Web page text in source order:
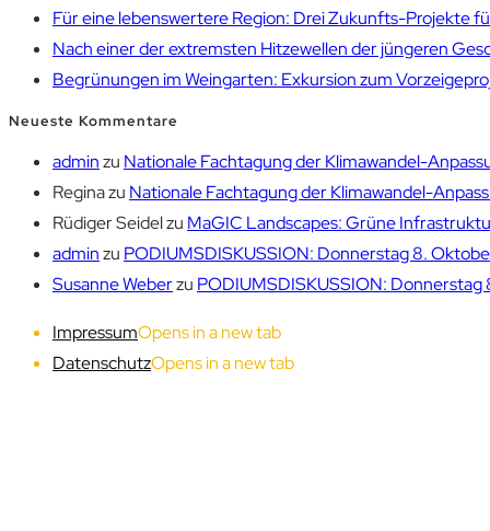
Für eine lebenswertere Region: Drei Zukunfts-Projekte
Nach einer der extremsten Hitzewellen der jüngeren
Begrünungen im Weingarten: Exkursion zum
Neueste Kommentare
adminzu Nationale Fachtagung der Klimawandel-
Reginazu Nationale Fachtagung der Klimawandel-
Rüdiger Seidelzu MaGIC Landscapes: Grüne
adminzu PODIUMSDISKUSSION: Donnerstag 8.
Susanne Weberzu PODIUMSDISKUSSION: Donnerstag
ImpressumOpens in a new tab
DatenschutzOpens in a new tab